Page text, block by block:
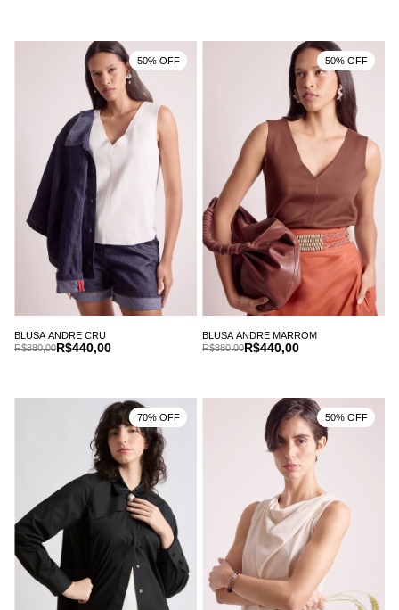
BLUSA ANDRE CRU
R$440,00
R$880,00
50% OFF
BLUSA ANDRE MARROM
R$440,00
R$880,00
50% OFF
70% OFF 50% OFF